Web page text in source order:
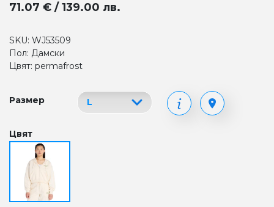
71.07 € / 139.00 лв.
SKU: WJ53509
Пол: Дамски
Цвят: permafrost
Размер
Цвят